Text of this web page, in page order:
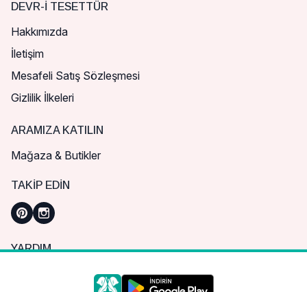
DEVR-I TESETTÜR
Hakkımızda
İletişim
Mesafeli Satış Sözleşmesi
Gizlilik İlkeleri
ARAMIZA KATILIN
Mağaza & Butikler
TAKIP EDIN
YARDIM
Sık Sorulan Sorular